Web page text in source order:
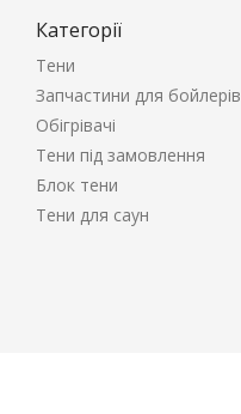
Категорії
Тени
Запчастини для бойлерів
Обігрівачі
Тени під замовлення
Блок тени
Тени для саун